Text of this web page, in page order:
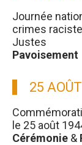
Journée
crimes
Justes
Pavoisement
25 AOÛT
le 25 août
Cérémonie &